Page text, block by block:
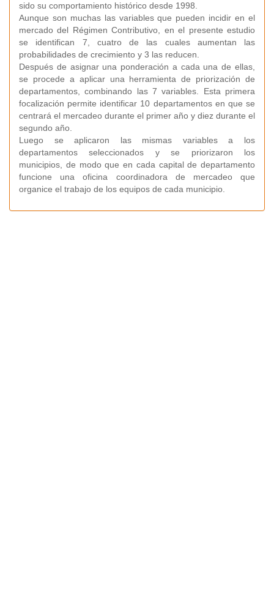
sido su comportamiento histórico desde 1998.
Aunque son muchas las variables que pueden incidir en el
mercado del Régimen Contributivo, en el presente estudio
se identifican 7, cuatro de las cuales aumentan las
probabilidades de crecimiento y 3 las reducen.
Después de asignar una ponderación a cada una de ellas,
se procede a aplicar una herramienta de priorización de
departamentos, combinando las 7 variables. Esta primera
focalización permite identificar 10 departamentos en que se
centrará el mercadeo durante el primer año y diez durante el
segundo año.
Luego se aplicaron las mismas variables a los
departamentos seleccionados y se priorizaron los
municipios, de modo que en cada capital de departamento
funcione una oficina coordinadora de mercadeo que
organice el trabajo de los equipos de cada municipio.